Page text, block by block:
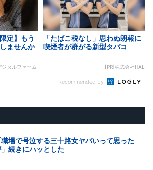
定】もう
ませんか
ジタルファーム
「たばこ税なし」思わぬ朗報に
喫煙者が群がる新型タバコ
[PR]株式会社HAL
Recommended by
職場で号泣する三十路女ヤバいって思った
続きにハッとした